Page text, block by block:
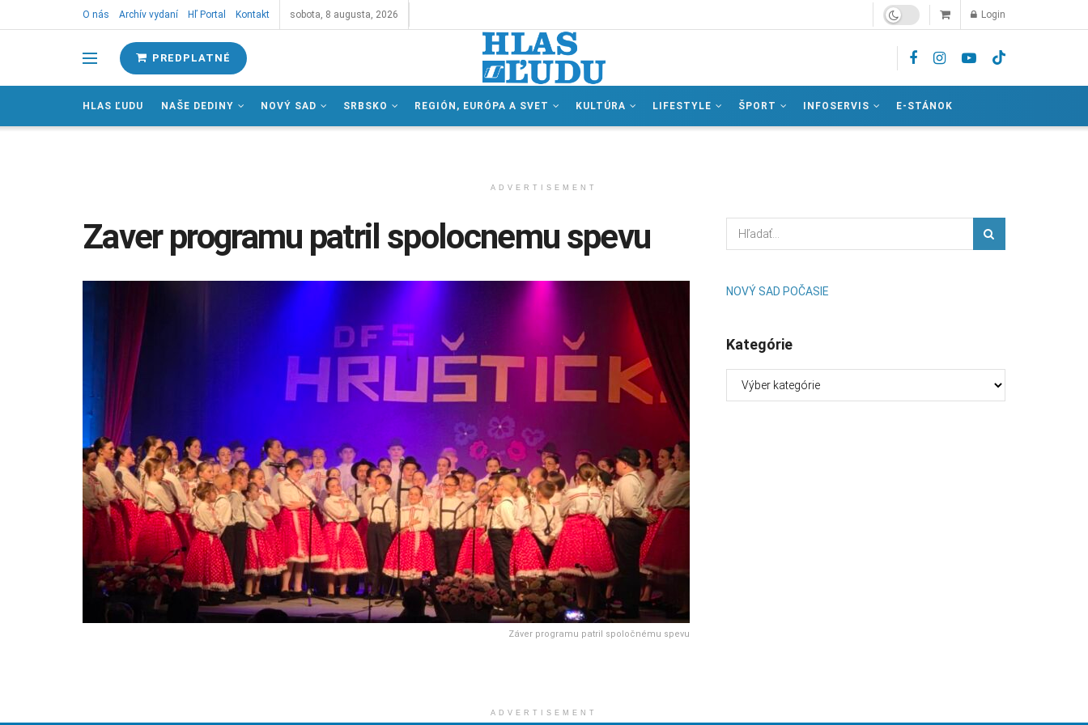
O nás Archív vydaní Hľ Portal Kontakt sobota, 8 augusta, 2026 Login
PREDPLATNÉ
HLAS ĽUDU NAŠE DEDINY NOVÝ SAD SRBSKO REGIÓN, EURÓPA A SVET KULTÚRA LIFESTYLE ŠPORT INFOSERVIS E-STÁNOK
ADVERTISEMENT
Zaver programu patril spolocnemu spevu
Záver programu patril spoločnému spevu
NOVÝ SAD POČASIE
Kategórie
ADVERTISEMENT